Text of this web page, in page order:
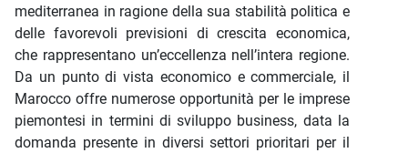
mediterranea in ragione della sua stabilità politica e
delle favorevoli previsioni di crescita economica,
che rappresentano un’eccellenza nell’intera regione.
Da un punto di vista economico e commerciale, il
Marocco offre numerose opportunità per le imprese
piemontesi in termini di sviluppo business, data la
domanda presente in diversi settori prioritari per il